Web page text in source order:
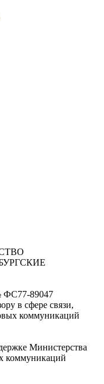
ФС77-89047
в сфере связи,
коммуникаций
Министерства
коммуникаций